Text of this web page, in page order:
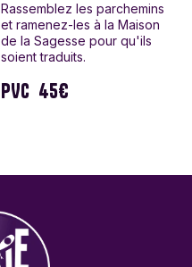
Rassemblez les parchemins
et ramenez-les à la Maison
de la Sagesse pour qu'ils
soient traduits.
PVC 45€